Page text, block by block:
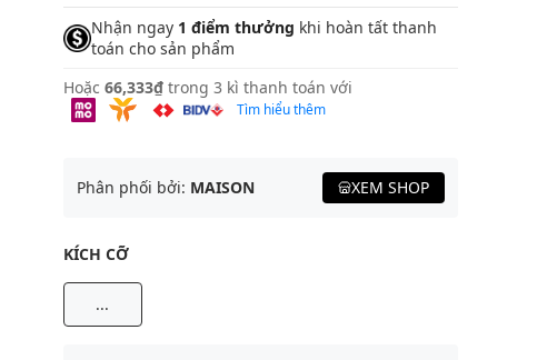
Nhận ngay 1 điểm thưởng khi hoàn tất thanh
toán cho sản phẩm
Hoặc 66,333₫ trong 3 kì thanh toán với
Tìm hiểu thêm
Phân phối bởi: MAISON XEM SHOP
KÍCH CỠ
...